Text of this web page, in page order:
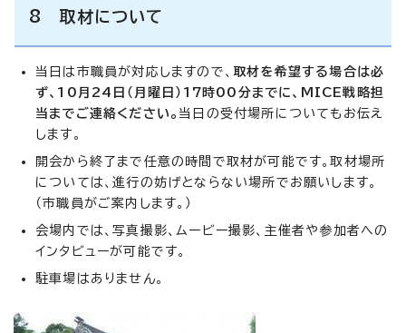
8 取材について
当日は市職員が対応しますので、 取材を希望する場合は必
ず、10月24日（月曜日）17時00分までに、MICE戦略担
当までご連絡ください。 当日の受付場所についてもお伝え
します。
開会から終了まで任意の時間で取材が可能です。取材場所
については、進行の妨げとならない場所でお願いします。
（市職員がご案内します。）
会場内では、写真撮影、ムービー撮影、主催者や参加者への
インタビューが可能です。
駐車場はありません。